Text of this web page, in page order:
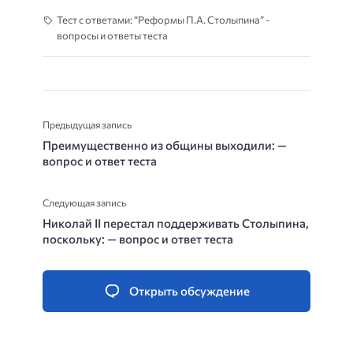
Тест с ответами: “Реформы П.А. Столыпина” -
вопросы и ответы теста
Предыдущая запись
Преимущественно из общины выходили: —
вопрос и ответ теста
Следующая запись
Николай II перестал поддерживать Столыпина,
поскольку: — вопрос и ответ теста
Открыть обсуждение